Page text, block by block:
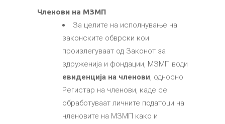
Членови на МЗМП
За целите на исполнување на
законските обврски кои
произлегуваат од Законот за
здруженија и фондации, МЗМП води
евиденција на членови, односно
Регистар на членови, каде се
обработуваат личните податоци на
членовите на МЗМП како и